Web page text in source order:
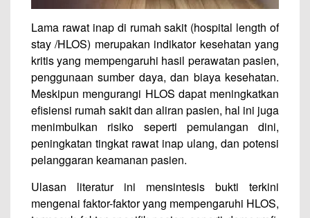
Lama rawat inap di rumah sakit (hospital length of
stay /HLOS) merupakan indikator kesehatan yang
kritis yang mempengaruhi hasil perawatan pasien,
penggunaan sumber daya, dan biaya kesehatan.
Meskipun mengurangi HLOS dapat meningkatkan
efisiensi rumah sakit dan aliran pasien, hal ini juga
menimbulkan risiko seperti pemulangan dini,
peningkatan tingkat rawat inap ulang, dan potensi
pelanggaran keamanan pasien.
Ulasan literatur ini mensintesis bukti terkini
mengenai faktor-faktor yang mempengaruhi HLOS,